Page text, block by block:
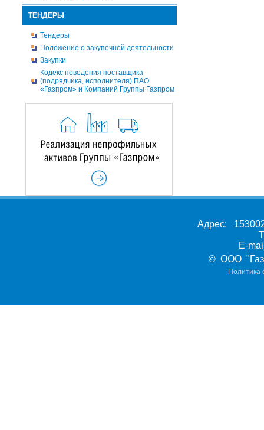
ТЕНДЕРЫ
Тендеры
Положение о закупочной деятельности
Закупки
Кодекс поведения поставщика
(подрядчика, исполнителя) ПАО
«Газпром» и Компаний Группы Газпром
Адрес:
E-
© ООО
Политика